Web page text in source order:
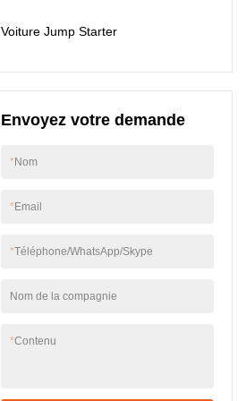
stockage d'énergie, le
Voiture Jump Starter
Envoyez votre demande
*Nom
*Email
*Téléphone/WhatsApp/Skype
Nom de la compagnie
*Contenu